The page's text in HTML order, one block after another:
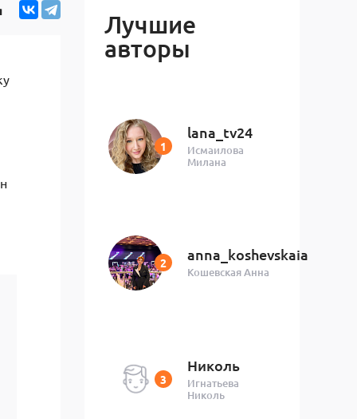
Лучшие
авторы
lana_tv24
Исмаилова
Милана
anna_koshevskaia
Кошевская Анна
Николь
Игнатьева
Николь